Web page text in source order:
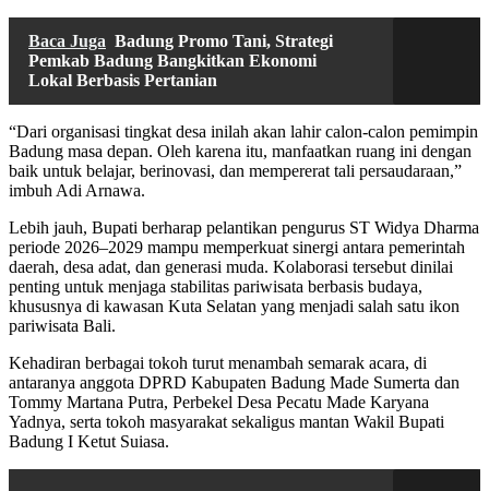
Baca Juga Badung Promo Tani, Strategi
Pemkab Badung Bangkitkan Ekonomi
Lokal Berbasis Pertanian
“Dari organisasi tingkat desa inilah akan lahir calon-calon pemimpin
Badung masa depan. Oleh karena itu, manfaatkan ruang ini dengan
baik untuk belajar, berinovasi, dan mempererat tali persaudaraan,”
imbuh Adi Arnawa.
Lebih jauh, Bupati berharap pelantikan pengurus ST Widya Dharma
periode 2026–2029 mampu memperkuat sinergi antara pemerintah
daerah, desa adat, dan generasi muda. Kolaborasi tersebut dinilai
penting untuk menjaga stabilitas pariwisata berbasis budaya,
khususnya di kawasan Kuta Selatan yang menjadi salah satu ikon
pariwisata Bali.
Kehadiran berbagai tokoh turut menambah semarak acara, di
antaranya anggota DPRD Kabupaten Badung Made Sumerta dan
Tommy Martana Putra, Perbekel Desa Pecatu Made Karyana
Yadnya, serta tokoh masyarakat sekaligus mantan Wakil Bupati
Badung I Ketut Suiasa.